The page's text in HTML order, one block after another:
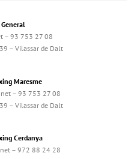
– 93 753 27 08
– Vilassar de Dalt
Maresme
– 93 753 27 08
– Vilassar de Dalt
Cerdanya
– 972 88 24 28